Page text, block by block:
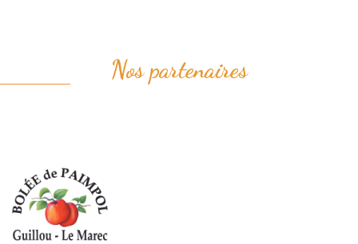
Nos partenaires